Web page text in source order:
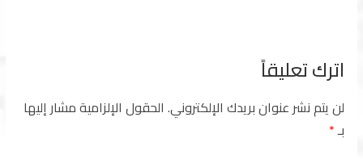
اترك تعليقاً
لن يتم نشر عنوان بريدك الإلكتروني. الحقول الإلزامية مشار إليها
بـ*